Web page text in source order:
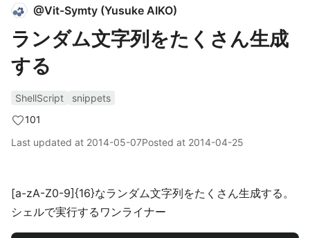
@Vit-Symty (Yusuke AIKO)
ランダム文字列をたくさん生成
する
ShellScript
snippets
101
Last updated at 2014-05-07Posted at 2014-04-25
[a-zA-Z0-9]{16}なランダム文字列をたくさん生成する。
シェルで実行するワンライナー